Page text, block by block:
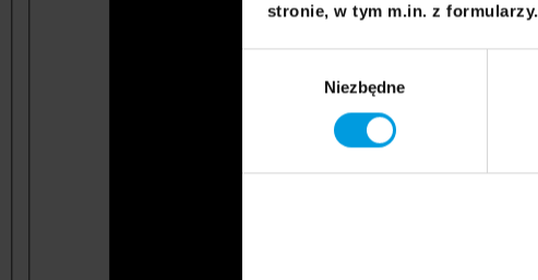
stronie, w tym m.in. z formularzy.
Niezbędne